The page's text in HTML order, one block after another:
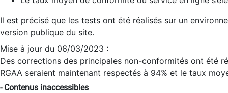
Il est précisé que les tests ont été réalisés sur un
version publique du site.
Mise à jour du 06/03/2023 :
Des corrections des principales non-conformités ont été
RGAA seraient maintenant respectés à 94% et le taux
- Contenus inaccessibles